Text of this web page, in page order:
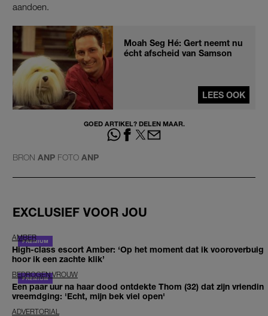
aandoen.
Moah Seg Hé: Gert neemt nu
écht afscheid van Samson
LEES OOK
GOED ARTIKEL? DELEN MAAR.
BRON ANP FOTO ANP
EXCLUSIEF VOOR JOU
AMBER
High-class escort Amber: ‘Op het moment dat ik vooroverbuig
hoor ik een zachte klik’
BEDROGEN VROUW
Een paar uur na haar dood ontdekte Thom (32) dat zijn vriendin
vreemdging: 'Echt, mijn bek viel open'
ADVERTORIAL